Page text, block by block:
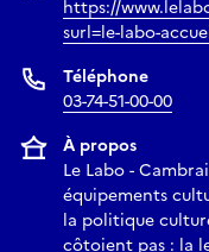
https://
surl=le-labo-
Téléphone
03-74-51-00-00
À propos
Le Labo -
équipements
la politique
côtoient pas : la